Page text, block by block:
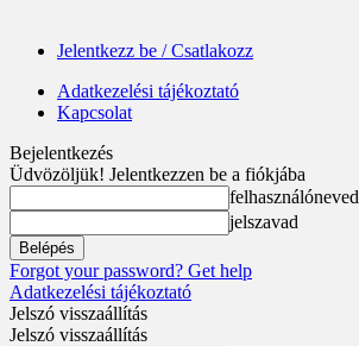
Jelentkezz be / Csatlakozz
Adatkezelési tájékoztató
Kapcsolat
Bejelentkezés
Üdvözöljük! Jelentkezzen be a fiókjába
felhasználóneved
jelszavad
Forgot your password? Get help
Adatkezelési tájékoztató
Jelszó visszaállítás
Jelszó visszaállítás